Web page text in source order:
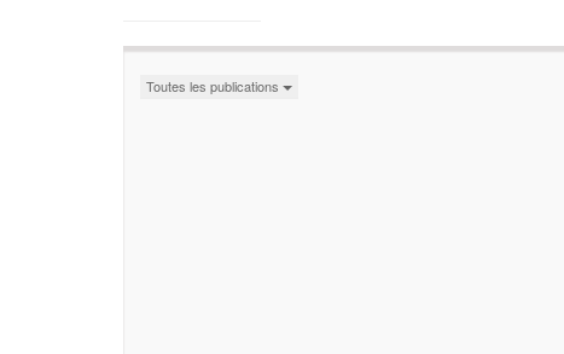
Toutes les publications